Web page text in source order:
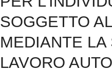
SOGGETTO
MEDIANTE LA
LAVORO